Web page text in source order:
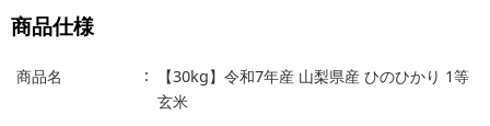
商品仕様
商品名
【30kg】令和7年産 山梨県産 ひのひかり 1等
玄米